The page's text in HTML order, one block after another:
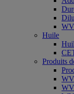
Huile
Produits